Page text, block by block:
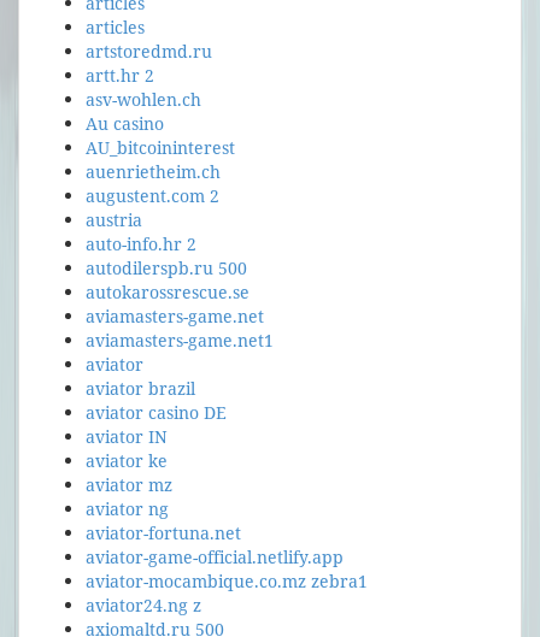
articles
artstoredmd.ru
artt.hr 2
asv-wohlen.ch
Au casino
AU_bitcoininterest
auenrietheim.ch
augustent.com 2
austria
auto-info.hr 2
autodilerspb.ru 500
autokarossrescue.se
aviamasters-game.net
aviamasters-game.net1
aviator
aviator brazil
aviator casino DE
aviator IN
aviator ke
aviator mz
aviator ng
aviator-fortuna.net
aviator-game-official.netlify.app
aviator-mocambique.co.mz zebra1
aviator24.ng z
axiomaltd.ru 500